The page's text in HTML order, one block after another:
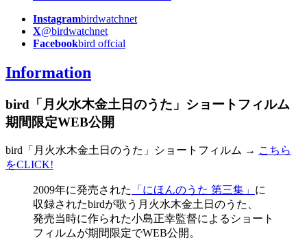
Instagrambirdwatchnet
X@birdwatchnet
Facebookbird offcial
Information
bird「月火水木金土日のうた」ショートフィルム
期間限定WEB公開
bird「月火水木金土日のうた」ショートフィルム → こちら
をCLICK!
2009年に発売された 「にほんのうた 第三集」 に
収録されたbirdが歌う月火水木金土日のうた、
発売当時に作られた小島正幸監督によるショート
フィルムが期間限定でWEB公開。